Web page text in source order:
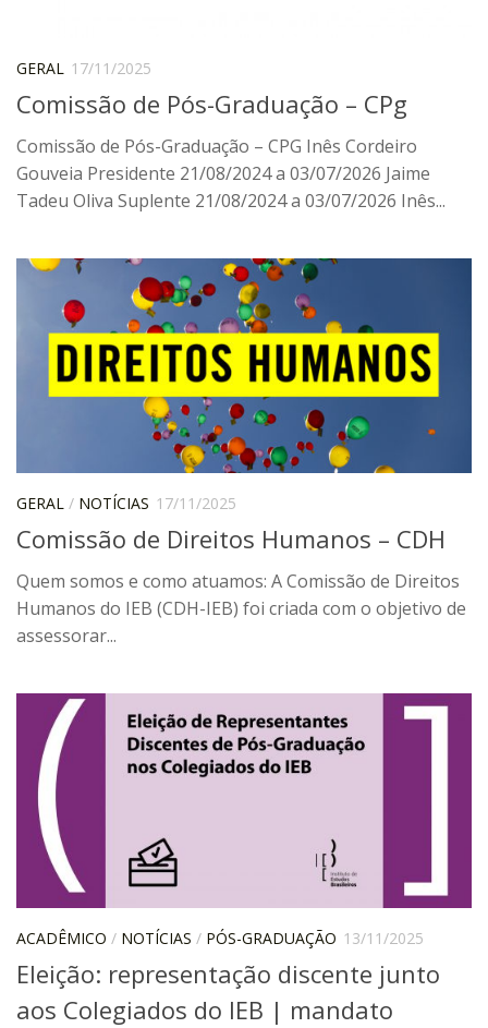
Pesquisador Colaborador
Iniciação Científica
Pré-Iniciação Científica
GIP
Pró-Reitoria de Pesquisa e Inovação
Cursos
Criação de Curso
Isenção
CaC
CD
CEQUALI
CPg
CSA
Acadêmico
Representação Discente
Licitações e Contratos
Abertas
Encerradas
Contratos
GERAL 17/11/2025
Comissão de Pós-Graduação – CPg
Comissão de Pós-Graduação – CPG Inês Cordeiro
Gouveia Presidente 21/08/2024 a 03/07/2026 Jaime
Tadeu Oliva Suplente 21/08/2024 a 03/07/2026 Inês...
GERAL / NOTÍCIAS 17/11/2025
Comissão de Direitos Humanos – CDH
Quem somos e como atuamos: A Comissão de Direitos
Humanos do IEB (CDH-IEB) foi criada com o objetivo de
assessorar...
ACADÊMICO / NOTÍCIAS / PÓS-GRADUAÇÃO 13/11/2025
Eleição: representação discente junto
aos Colegiados do IEB | mandato